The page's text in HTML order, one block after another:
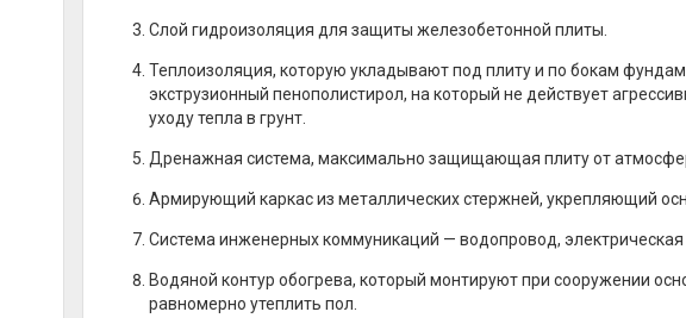
Слой гидроизоляция для защиты железобетонной плиты.
Теплоизоляция, которую укладывают под плиту и по бокам
экструзионный пенополистирол, на который не действует
уходу тепла в грунт.
Дренажная система, максимально защищающая плиту от
Армирующий каркас из металлических стержней, укрепляющий
Система инженерных коммуникаций — водопровод, электрическая
Водяной контур обогрева, который монтируют при сооружении
равномерно утеплить пол.